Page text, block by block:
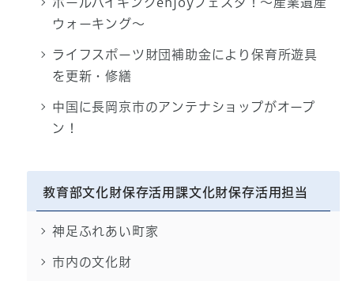
ポールハイキングenjoyフェスタ！～産業遺産
ウォーキング～
ライフスポーツ財団補助金により保育所遊具
を更新・修繕
中国に長岡京市のアンテナショップがオープ
ン！
教育部文化財保存活用課文化財保存活用担当
神足ふれあい町家
市内の文化財